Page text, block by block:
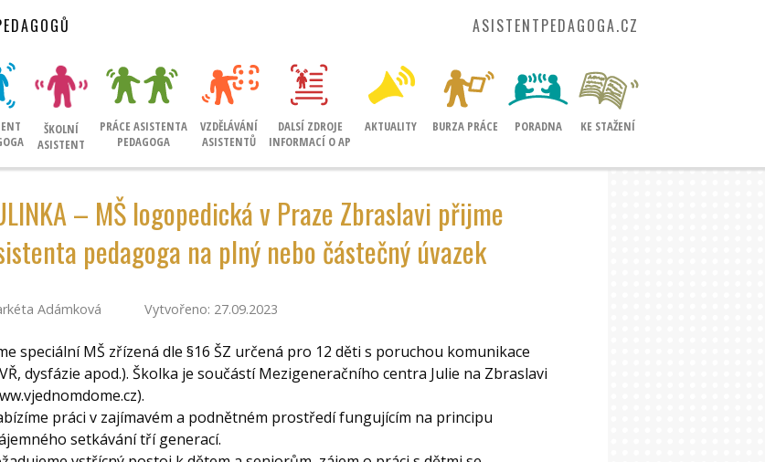
ASISTENTPEDAGOGA.CZ
ŠKOLNÍ
ASISTENT
PRÁCE ASISTENTA
PEDAGOGA
VZDĚLÁVÁNÍ
ASISTENTŮ
DALSÍ ZDROJE
INFORMACÍ O AP
AKTUALITY BURZA PRÁCE PORADNA KE STAŽENÍ
– MŠ logopedická v Praze Zbraslavi přijme
pedagoga na plný nebo částečný úvazek
Adámková Vytvořeno: 27.09.2023
speciální MŠ zřízená dle §16 ŠZ určená pro 12 děti s poruchou komunikace
dysfázie apod.). Školka je součástí Mezigeneračního centra Julie na Zbraslavi
práci v zajímavém a podnětném prostředí fungujícím na principu
setkávání tří generací.